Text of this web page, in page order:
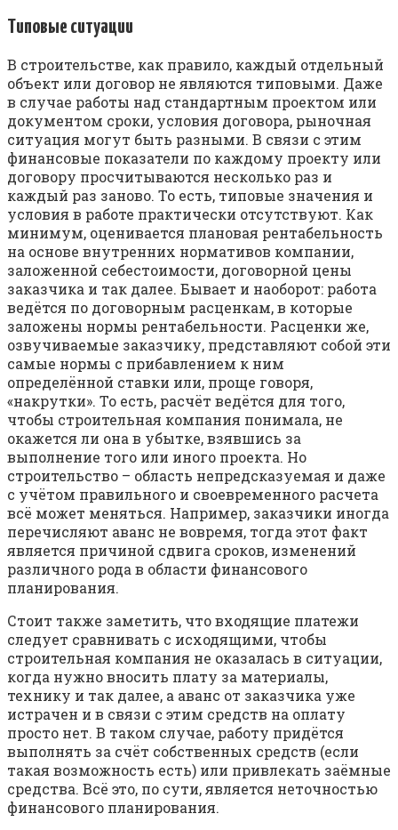
Типовые ситуации
В строительстве, как правило, каждый отдельный
объект или договор не являются типовыми. Даже
в случае работы над стандартным проектом или
документом сроки, условия договора, рыночная
ситуация могут быть разными. В связи с этим
финансовые показатели по каждому проекту или
договору просчитываются несколько раз и
каждый раз заново. То есть, типовые значения и
условия в работе практически отсутствуют. Как
минимум, оценивается плановая рентабельность
на основе внутренних нормативов компании,
заложенной себестоимости, договорной цены
заказчика и так далее. Бывает и наоборот: работа
ведётся по договорным расценкам, в которые
заложены нормы рентабельности. Расценки же,
озвучиваемые заказчику, представляют собой эти
самые нормы с прибавлением к ним
определённой ставки или, проще говоря,
«накрутки». То есть, расчёт ведётся для того,
чтобы строительная компания понимала, не
окажется ли она в убытке, взявшись за
выполнение того или иного проекта. Но
строительство – область непредсказуемая и даже
с учётом правильного и своевременного расчета
всё может меняться. Например, заказчики иногда
перечисляют аванс не вовремя, тогда этот факт
является причиной сдвига сроков, изменений
различного рода в области финансового
планирования.
Стоит также заметить, что входящие платежи
следует сравнивать с исходящими, чтобы
строительная компания не оказалась в ситуации,
когда нужно вносить плату за материалы,
технику и так далее, а аванс от заказчика уже
истрачен и в связи с этим средств на оплату
просто нет. В таком случае, работу придётся
выполнять за счёт собственных средств (если
такая возможность есть) или привлекать заёмные
средства. Всё это, по сути, является неточностью
финансового планирования.